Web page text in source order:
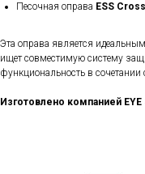
Песочная оправа ESS
Эта оправа является
ищет совместимую систему
функциональность в
Изготовлено компанией EYE